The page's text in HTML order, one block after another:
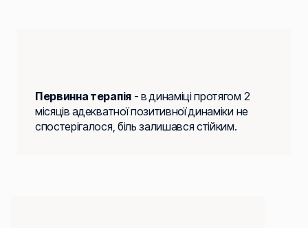
Первинна терапія- в динаміці протягом 2
місяців адекватної позитивної динаміки не
спостерігалося, біль залишався стійким.